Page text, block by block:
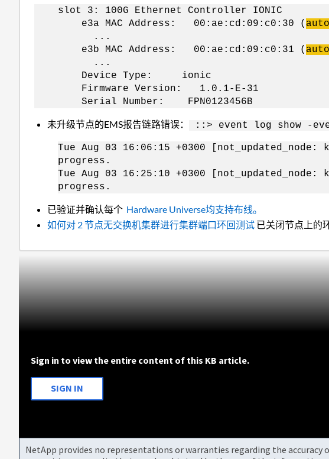
slot 3: 100G Ethernet Controller IONIC
e3a MAC Address: 00:ae:cd:09:c0:30 (
...
e3b MAC Address: 00:ae:cd:09:c0:31 (
...
Device Type: ionic
Firmware Version: 1.0.1-E-31
Serial Number: FPN0123456B
未升级节点的EMS报告链路错误： ::> event log show -
Tue Aug 03 16:06:15 +0300
progress.
Tue Aug 03 16:25:10 +0300
progress.
已验证并确认每个 Hardware Universe均支持布线。
如何对 2 节点无交换机集群进行集群端口环回测试 已关闭节点上的
Sign in to view the entire content of this KB article.
SIGN IN
NetApp provides no representations or warranties regarding the